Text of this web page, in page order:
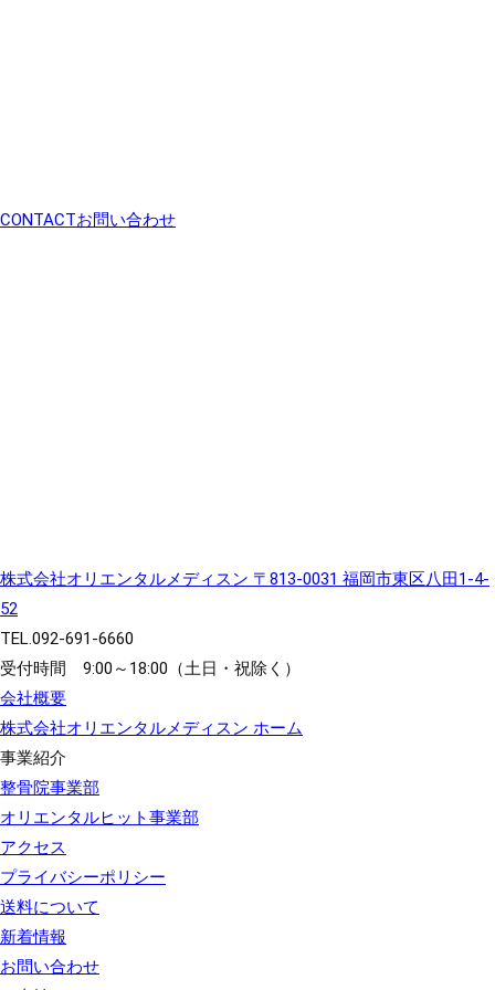
CONTACTお問い合わせ
株式会社オリエンタルメディスン 〒813-0031 福岡市東区八田1-4-
52
TEL.092-691-6660
受付時間 9:00～18:00（土日・祝除く）
会社概要
株式会社オリエンタルメディスン ホーム
事業紹介
整骨院事業部
オリエンタルヒット事業部
アクセス
プライバシーポリシー
送料について
新着情報
お問い合わせ